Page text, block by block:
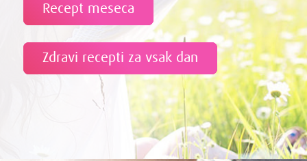
Recept meseca
Zdravi recepti za vsak dan